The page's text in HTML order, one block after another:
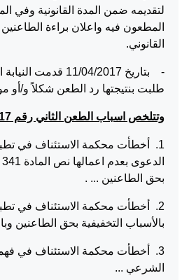
لتقديمه ضمن المدة القانونية وفي
المطعون فيه واعلان براءة
القانوني.
- بتاريخ 11/04/2017
طلبت بنتيجتها رد الطعن شكلاً و/أو
وتتلخص اسباب الطعن الثاني رقم 225/2017 بما يلي :
1. أخطأت محكمة الاستئناف في
بحق الطاعنين ... .
2. أخطأت محكمة الاستئناف في
بالأسباب التخفيفية بحق الطاعنين
3. أخطأت محكمة الاستئناف في
الشرعي ...